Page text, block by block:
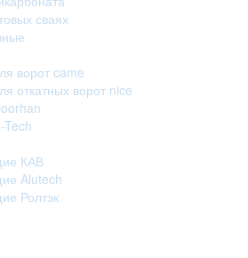
сваях
ворот came
откатных ворот nice
Tech
КАВ
Alutech
Ролтэк